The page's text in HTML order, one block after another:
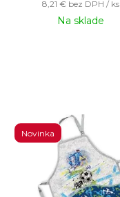
8,21 € bez DPH / ks
Na sklade
Novinka